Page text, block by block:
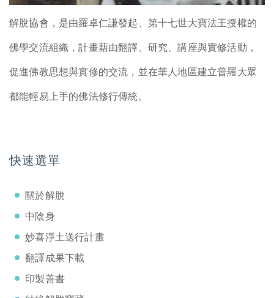
解脫協會，是由羅卓仁謙發起、第十七世大寶法王授權的
佛學交流組織，計畫藉由翻譯、研究、講座與實修活動，
促進佛教思想與實修的交流，並在華人地區建立普羅大眾
都能輕易上手的佛法修行傳統。
快速選單
關於解脫
中陰身
妙喜淨土送行計畫
翻譯成果下載
印製善書